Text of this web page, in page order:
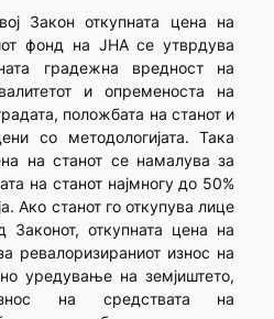
Закон откупната цена на
фонд на ЈНА се утврдува
градежна вредност на
и опременоста на
положбата на станот и
со методологијата. Така
на станот се намалува за
на станот најмногу до 50%
Ако станот го откупува лице
откупната цена на
ревалоризираниот износ на
уредување на земјиштето,
на средствата на